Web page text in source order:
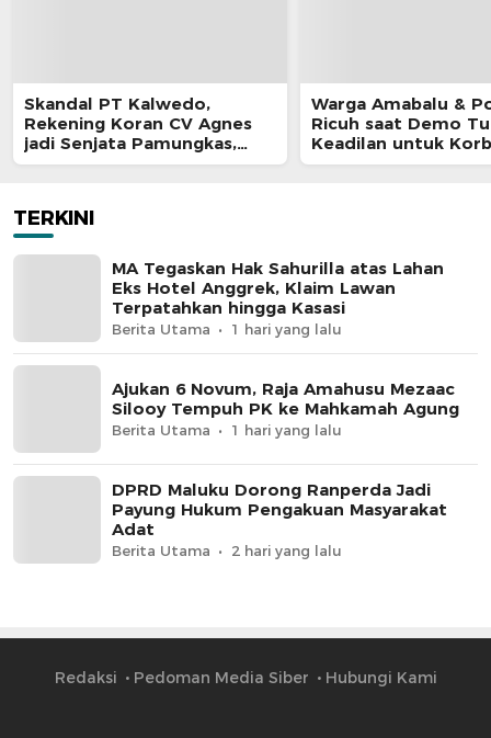
Skandal PT Kalwedo,
Rekening Koran CV Agnes
jadi Senjata Pamungkas,
Kejati Maluku Diduga “Masuk
Warga Amabalu &
Ricuh saat Demo
Keadilan untuk
Penganiayaan
TERKINI
MA Tegaskan Hak Sahurilla atas Lahan
Eks Hotel Anggrek, Klaim Lawan
Terpatahkan hingga Kasasi
Berita Utama 1 hari yang lalu
Ajukan 6 Novum, Raja Amahusu Mezaac
Silooy Tempuh PK ke Mahkamah Agung
Berita Utama 1 hari yang lalu
DPRD Maluku Dorong Ranperda Jadi
Payung Hukum Pengakuan Masyarakat
Adat
Berita Utama 2 hari yang lalu
Redaksi Pedoman Media Siber Hubungi Kami